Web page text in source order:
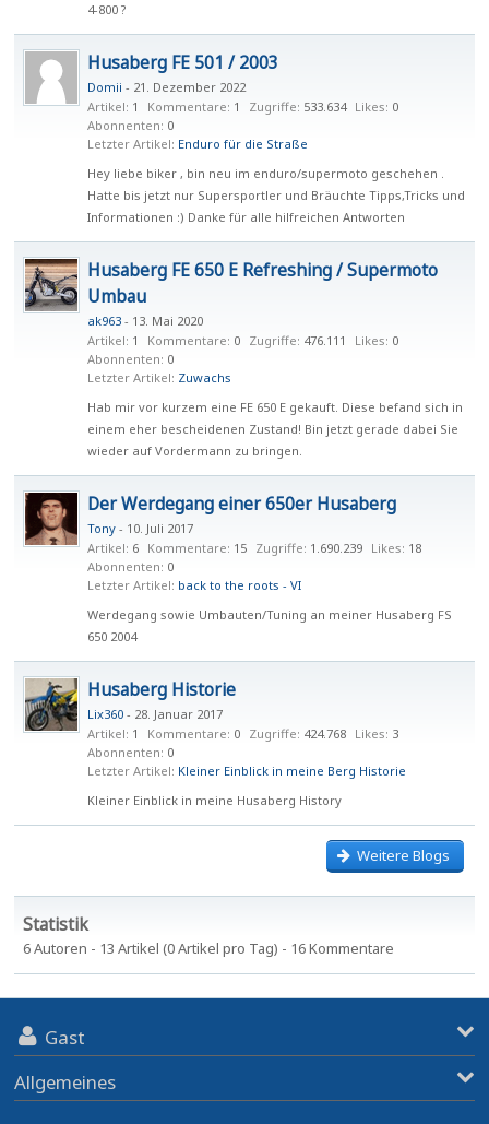
4-800 ?
Husaberg FE 501 / 2003
Domii - 21. Dezember 2022
Artikel 1 Kommentare 1 Zugriffe 533.634 Likes 0
Abonnenten 0
Letzter Artikel Enduro für die Straße
Hey liebe biker , bin neu im enduro/supermoto geschehen .
Hatte bis jetzt nur Supersportler und Bräuchte Tipps,Tricks und
Informationen :) Danke für alle hilfreichen Antworten
Husaberg FE 650 E Refreshing / Supermoto
Umbau
ak963 - 13. Mai 2020
Artikel 1 Kommentare 0 Zugriffe 476.111 Likes 0
Abonnenten 0
Letzter Artikel Zuwachs
Hab mir vor kurzem eine FE 650 E gekauft. Diese befand sich in
einem eher bescheidenen Zustand! Bin jetzt gerade dabei Sie
wieder auf Vordermann zu bringen.
Der Werdegang einer 650er Husaberg
Tony - 10. Juli 2017
Artikel 6 Kommentare 15 Zugriffe 1.690.239 Likes 18
Abonnenten 0
Letzter Artikel back to the roots - VI
Werdegang sowie Umbauten/Tuning an meiner Husaberg FS
650 2004
Husaberg Historie
Lix360 - 28. Januar 2017
Artikel 1 Kommentare 0 Zugriffe 424.768 Likes 3
Abonnenten 0
Letzter Artikel Kleiner Einblick in meine Berg Historie
Kleiner Einblick in meine Husaberg History
Weitere Blogs
Statistik
6 Autoren - 13 Artikel (0 Artikel pro Tag) - 16 Kommentare
Gast
Allgemeines